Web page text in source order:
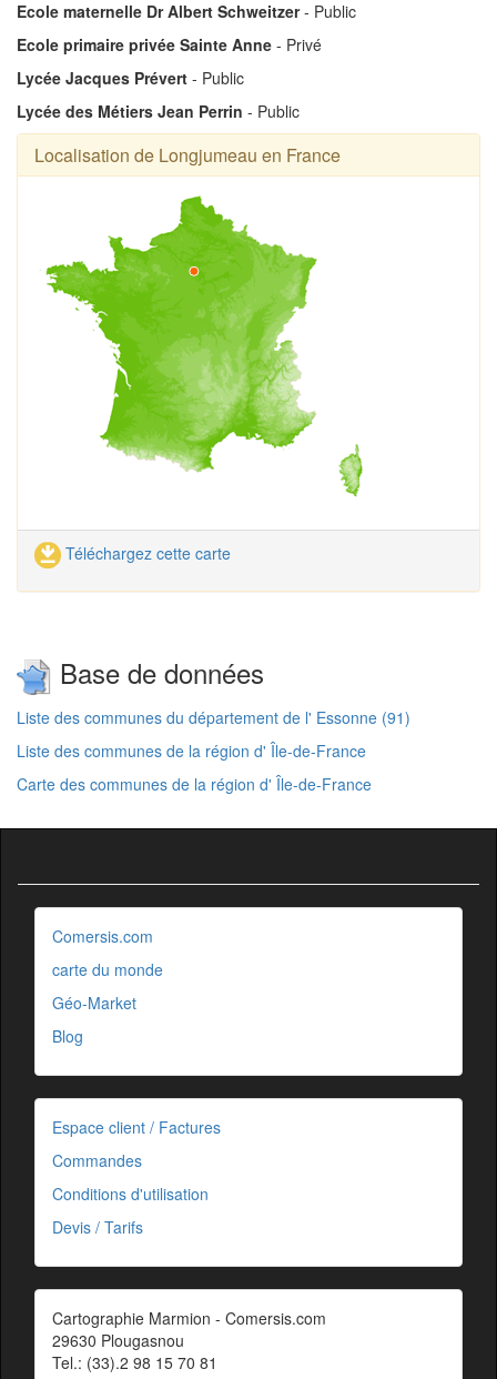
Ecole maternelle Dr Albert Schweitzer- Public
Ecole primaire privée Sainte Anne - Privé
Lycée Jacques Prévert - Public
Lycée des Métiers Jean Perrin - Public
Localisation de Longjumeau en France
Téléchargez cette carte
Base de données
Liste des communes du département de l' Essonne (91)
Liste des communes de la région d' Île-de-France
Carte des communes de la région d' Île-de-France
Comersis.com
carte du monde
Géo-Market
Blog
Espace client / Factures
Commandes
Conditions d'utilisation
Devis / Tarifs
Cartographie Marmion - Comersis.com
29630 Plougasnou
Tel.: (33).2 98 15 70 81